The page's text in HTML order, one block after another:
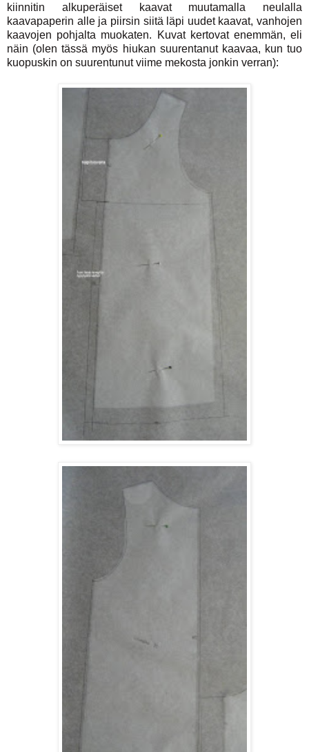
kiinnitin alkuperäiset kaavat muutamalla neulalla
kaavapaperin alle ja piirsin siitä läpi uudet kaavat, vanhojen
kaavojen pohjalta muokaten. Kuvat kertovat enemmän, eli
näin (olen tässä myös hiukan suurentanut kaavaa, kun tuo
kuopuskin on suurentunut viime mekosta jonkin verran):